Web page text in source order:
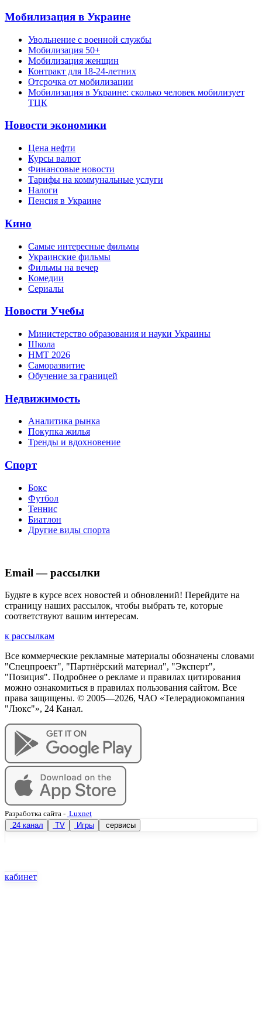
Мобилизация в Украине
Увольнение с военной службы
Мобилизация 50+
Мобилизация женщин
Контракт для 18-24-летних
Отсрочка от мобилизации
Мобилизация в Украине: сколько человек мобилизует
ТЦК
Новости экономики
Цена нефти
Курсы валют
Финансовые новости
Тарифы на коммунальные услуги
Налоги
Пенсия в Украине
Кино
Самые интересные фильмы
Украинские фильмы
Фильмы на вечер
Комедии
Сериалы
Новости Учебы
Министерство образования и науки Украины
Школа
НМТ 2026
Саморазвитие
Обучение за границей
Недвижимость
Аналитика рынка
Покупка жилья
Тренды и вдохновение
Спорт
Бокс
Футбол
Теннис
Биатлон
Другие виды спорта
Email — рассылки
Будьте в курсе всех новостей и обновлений! Перейдите на
страницу наших рассылок, чтобы выбрать те, которые
соответствуют вашим интересам.
к рассылкам
Все коммерческие рекламные материалы обозначены словами
"Спецпроект", "Партнёрский материал", "Эксперт",
"Позиция". Подробнее о рекламе и правилах цитирования
можно ознакомиться в правилах пользования сайтом. Все
права защищены. © 2005—2026, ЧАО «Телерадиокомпания
"Люкс"», 24 Канал.
Разработка сайта - Luxnet
24 канал
TV Игры сервисы
кабинет